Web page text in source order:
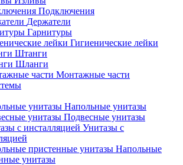
Подключения
Держатели
Гарнитуры
Гигиенические лейки
Штанги
Шланги
Монтажные части
Напольные унитазы
Подвесные унитазы
Унитазы с
Напольные
унитазы